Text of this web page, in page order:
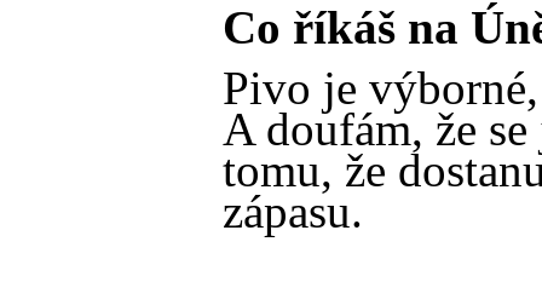
Co říkáš na
Pivo je
A doufám, že
tomu, že
zápasu.